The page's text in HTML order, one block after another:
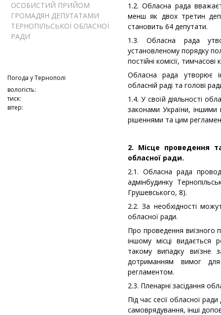
ОСОБИСТИЙ ПРИЙОМ
ГРОМАДЯН ДЕПУТАТАМИ
ТЕРНОПІЛЬСЬКОЇ ОБЛАСНОЇ
РАДИ
Погода уТернополі
вологість:
тиск:
вітер:
1.2. Обласна рада
менш як двох третин
становить 64 депутати.
1.3. Обласна рада
установленому порядку
постійні комісії, тимчасові
Обласна рада утворює
обласній раді та голові
1.4. У своїй діяльності
законами України,
рішеннями та цим
2. Місце проведення
обласної ради.
2.1. Обласна рада
адмінбудинку
Грушевського, 8).
2.2. За необхідності
обласної ради.
Про проведення виїзного
іншому місці видається
такому випадку виїзне
дотриманням вимог
регламентом.
2.3. Пленарні засідання
Під час сесії обласної
самоврядування, інші